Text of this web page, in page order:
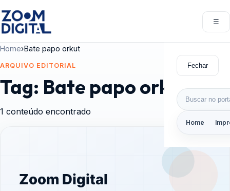
☰
Fechar
Buscar por:
Home
Home›Bate papo orkut
ARQUIVO EDITORIAL
Tag: Bate papo orkut
1 conteúdo encontrado